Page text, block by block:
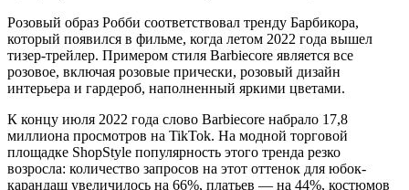
Розовый образ Робби соответствовал тренду Барбикора,
который появился в фильме, когда летом 2022 года вышел
тизер-трейлер. Примером стиля Barbiecore является все
розовое, включая розовые прически, розовый дизайн
интерьера и гардероб, наполненный яркими цветами.
К концу июля 2022 года слово Barbiecore набрало 17,8
миллиона просмотров на TikTok. На модной торговой
площадке ShopStyle популярность этого тренда резко
возросла: количество запросов на этот оттенок для юбок-
карандаш увеличилось на 66%, платьев — на 44%, костюмов